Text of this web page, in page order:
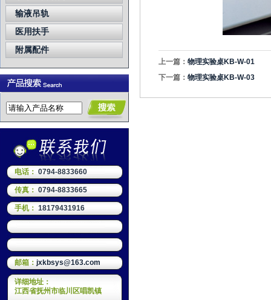
输液吊轨
医用扶手
附属配件
电话： 0794-8833660
传真： 0794-8833665
手机： 18179431916
邮箱： jxkbsys@163.com
详细地址：
江西省抚州市临川区唱凯镇
上一篇： 物理实验桌KB-W-01
下一篇： 物理实验桌KB-W-03